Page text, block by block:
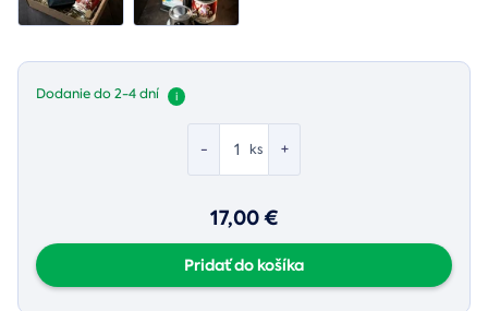
Dodanie do 2-4 dní i
- +
ks
17,00 €
Pridať do košíka